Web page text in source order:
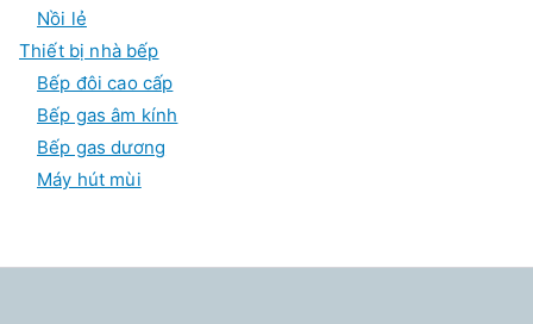
Nồi lẻ
Thiết bị nhà bếp
Bếp đôi cao cấp
Bếp gas âm kính
Bếp gas dương
Máy hút mùi